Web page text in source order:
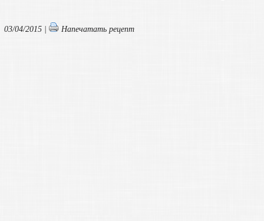
03/04/2015 | Напечатать рецепт